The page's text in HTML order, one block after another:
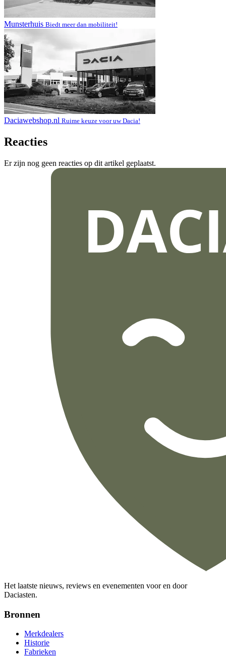
Munsterhuis Biedt meer dan mobiliteit!
Daciawebshop.nl Ruime keuze voor uw Dacia!
Reacties
Er zijn nog geen reacties op dit artikel geplaatst.
Het laatste nieuws, reviews en evenementen voor en door
Daciasten.
Bronnen
Merkdealers
Historie
Fabrieken